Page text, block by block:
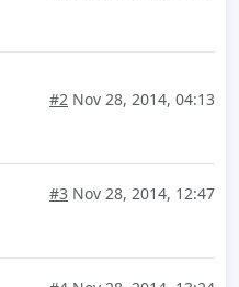
#2 Nov 28, 2014, 04:13
#3 Nov 28, 2014, 12:47